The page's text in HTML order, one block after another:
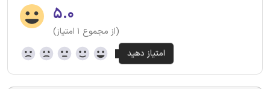
۵.۰
(از مجموع ۱ امتیاز)